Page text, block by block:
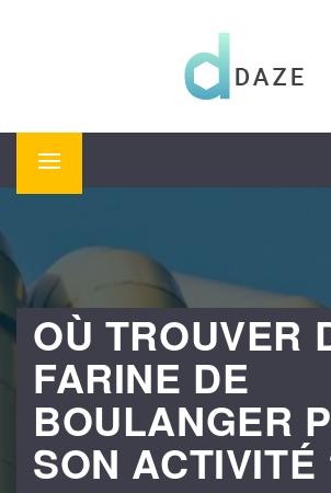
DAZE
Primary
Menu
OÙ TROUVER
FARINE DE
BOULANGER
SON ACTIVITÉ